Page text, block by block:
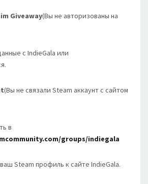
Giveaway(Вы не авторизованы на
с IndieGala или
(Вы не связали Steam аккаунт с сайтом
в
groups/indiegala
Steam профиль к сайте IndieGala.